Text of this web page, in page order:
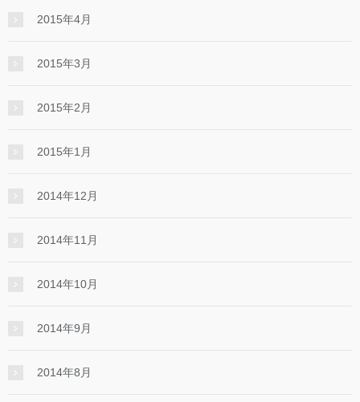
2015年4月
2015年3月
2015年2月
2015年1月
2014年12月
2014年11月
2014年10月
2014年9月
2014年8月